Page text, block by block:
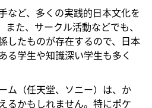
など、多くの実践的日本文化を
た、サークル活動などでも、
したものが存在するので、日本
る学生や知識深い学生も多く
ム（任天堂、ソニー）は、か
るかもしれません。特にポケ